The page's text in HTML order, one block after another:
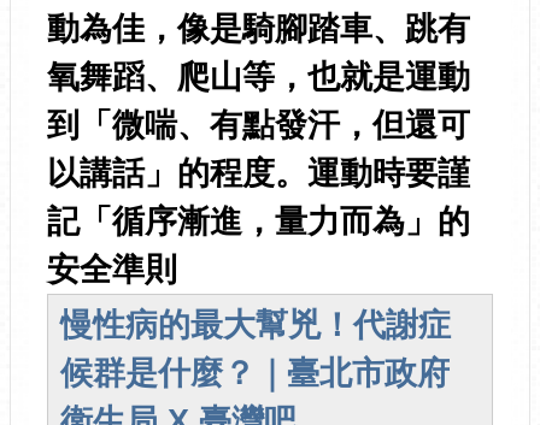
動為佳，像是騎腳踏車、跳有
氧舞蹈、爬山等，也就是運動
到「微喘、有點發汗，但還可
以講話」的程度。運動時要謹
記「循序漸進，量力而為」的
安全準則
慢性病的最大幫兇！代謝症
候群是什麼？｜臺北市政府